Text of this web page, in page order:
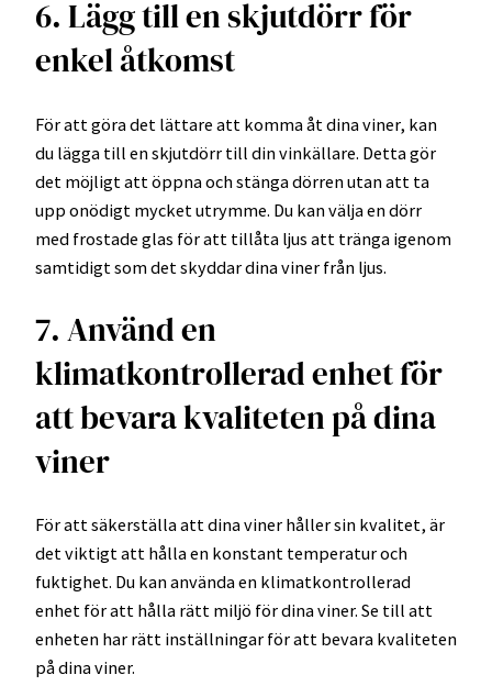
6. Lägg till en skjutdörr för
enkel åtkomst
För att göra det lättare att komma åt dina viner, kan
du lägga till en skjutdörr till din vinkällare. Detta gör
det möjligt att öppna och stänga dörren utan att ta
upp onödigt mycket utrymme. Du kan välja en dörr
med frostade glas för att tillåta ljus att tränga igenom
samtidigt som det skyddar dina viner från ljus.
7. Använd en
klimatkontrollerad enhet för
att bevara kvaliteten på dina
viner
För att säkerställa att dina viner håller sin kvalitet, är
det viktigt att hålla en konstant temperatur och
fuktighet. Du kan använda en klimatkontrollerad
enhet för att hålla rätt miljö för dina viner. Se till att
enheten har rätt inställningar för att bevara kvaliteten
på dina viner.